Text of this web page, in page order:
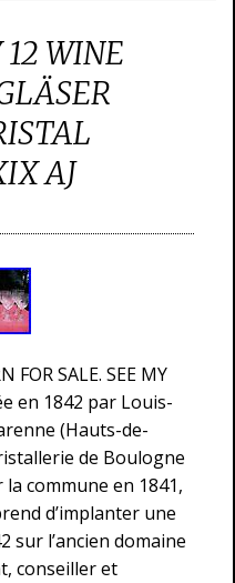
12 WINE
AJ
FOR SALE. SEE MY
en 1842 par Louis-
(Hauts-de-
de Boulogne
commune en 1841,
d’implanter une
sur l’ancien domaine
conseiller et